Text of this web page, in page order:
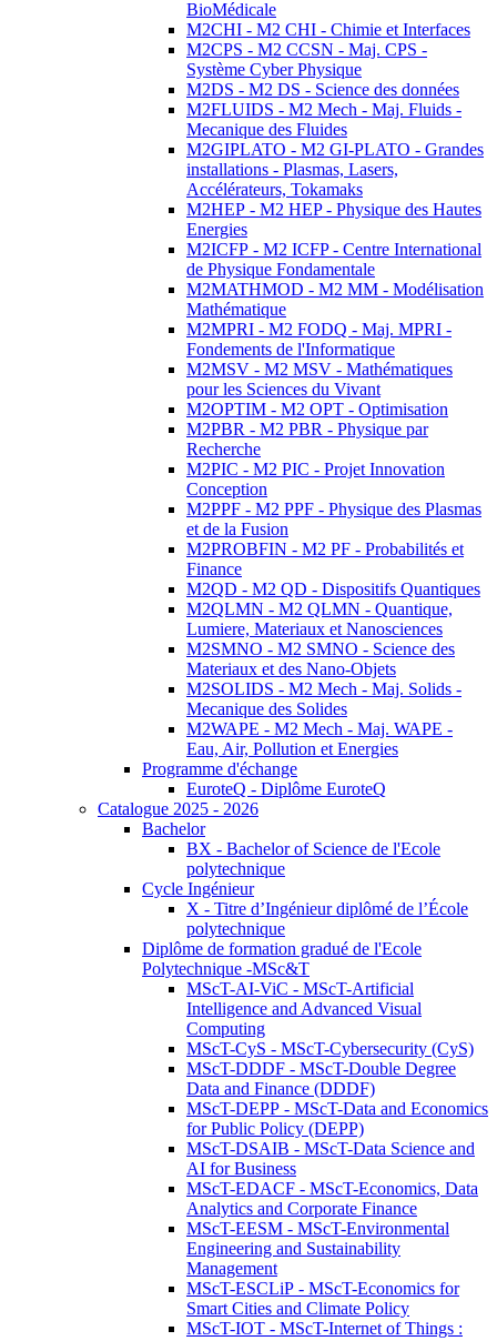
BioMédicale
M2CHI - M2 CHI - Chimie et Interfaces
M2CPS - M2 CCSN - Maj. CPS -
Système Cyber Physique
M2DS - M2 DS - Science des données
M2FLUIDS - M2 Mech - Maj. Fluids -
Mecanique des Fluides
M2GIPLATO - M2 GI-PLATO - Grandes
installations - Plasmas, Lasers,
Accélérateurs, Tokamaks
M2HEP - M2 HEP - Physique des Hautes
Energies
M2ICFP - M2 ICFP - Centre International
de Physique Fondamentale
M2MATHMOD - M2 MM - Modélisation
Mathématique
M2MPRI - M2 FODQ - Maj. MPRI -
Fondements de l'Informatique
M2MSV - M2 MSV - Mathématiques
pour les Sciences du Vivant
M2OPTIM - M2 OPT - Optimisation
M2PBR - M2 PBR - Physique par
Recherche
M2PIC - M2 PIC - Projet Innovation
Conception
M2PPF - M2 PPF - Physique des Plasmas
et de la Fusion
M2PROBFIN - M2 PF - Probabilités et
Finance
M2QD - M2 QD - Dispositifs Quantiques
M2QLMN - M2 QLMN - Quantique,
Lumiere, Materiaux et Nanosciences
M2SMNO - M2 SMNO - Science des
Materiaux et des Nano-Objets
M2SOLIDS - M2 Mech - Maj. Solids -
Mecanique des Solides
M2WAPE - M2 Mech - Maj. WAPE -
Eau, Air, Pollution et Energies
Programme d'échange
EuroteQ - Diplôme EuroteQ
Catalogue 2025 - 2026
Bachelor
BX - Bachelor of Science de l'Ecole
polytechnique
Cycle Ingénieur
X - Titre d’Ingénieur diplômé de l’École
polytechnique
Diplôme de formation gradué de l'Ecole
Polytechnique -MSc&T
MScT-AI-ViC - MScT-Artificial
Intelligence and Advanced Visual
Computing
MScT-CyS - MScT-Cybersecurity (CyS)
MScT-DDDF - MScT-Double Degree
Data and Finance (DDDF)
MScT-DEPP - MScT-Data and Economics
for Public Policy (DEPP)
MScT-DSAIB - MScT-Data Science and
AI for Business
MScT-EDACF - MScT-Economics, Data
Analytics and Corporate Finance
MScT-EESM - MScT-Environmental
Engineering and Sustainability
Management
MScT-ESCLiP - MScT-Economics for
Smart Cities and Climate Policy
MScT-IOT - MScT-Internet of Things :